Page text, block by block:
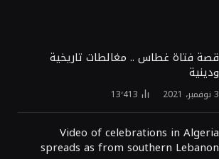
قصة فتاة غطاس .. مغالطات تاريخية
ودينية
3 نوفمبر، 2021 13٬413
Video of celebrations in Algeria
spreads as from southern Lebanon